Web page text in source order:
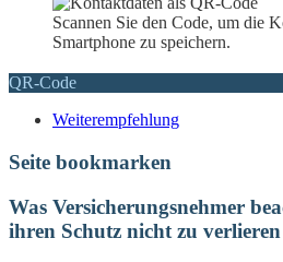
Scannen Sie den Code, um die
Smartphone zu speichern.
QR-Code
Weiterempfehlung
Seite bookmarken
Was Versicherungsnehmer
ihren Schutz nicht zu verlieren